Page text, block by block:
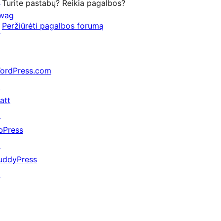
Turite pastabų? Reikia pagalbos?
Peržiūrėti pagalbos forumą